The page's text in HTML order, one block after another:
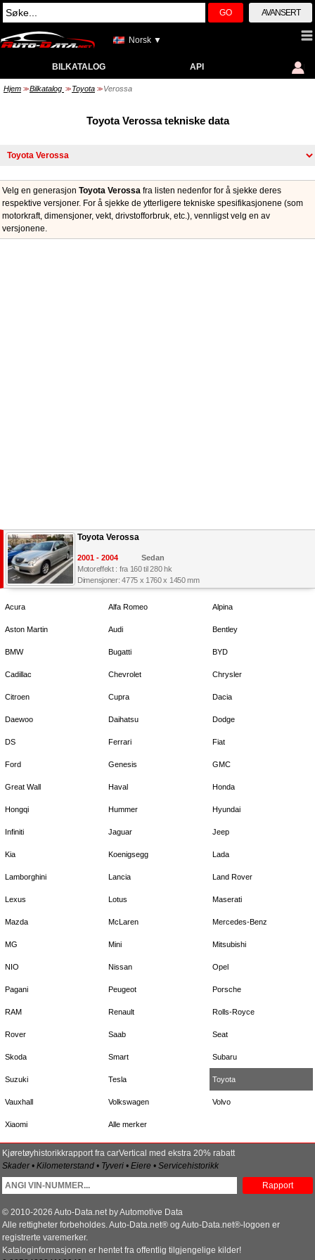
GO AVANSERT
Norsk ▼
BILKATALOG API
Hjem >> Bilkatalog >> Toyota >> Verossa
Toyota Verossa tekniske data
Velg en generasjon Toyota Verossa fra listen nedenfor for å sjekke deres
respektive versjoner. For å sjekke de ytterligere tekniske spesifikasjonene (som
motorkraft, dimensjoner, vekt, drivstofforbruk, etc.), vennligst velg en av
versjonene.
Toyota Verossa
2001 - 2004
Sedan
Motoreffekt : fra 160 til 280 hk
Dimensjoner: 4775 x 1760 x 1450 mm
Acura Alfa Romeo Alpina
Aston Martin Audi Bentley
BMW Bugatti BYD
Cadillac Chevrolet Chrysler
Citroen Cupra Dacia
Daewoo Daihatsu Dodge
DS Ferrari Fiat
Ford Genesis GMC
Great Wall Haval Honda
Hongqi Hummer Hyundai
Infiniti Jaguar Jeep
Kia Koenigsegg Lada
Lamborghini Lancia Land Rover
Lexus Lotus Maserati
Mazda McLaren Mercedes-Benz
MG Mini Mitsubishi
NIO Nissan Opel
Pagani Peugeot Porsche
RAM Renault Rolls-Royce
Rover Saab Seat
Skoda Smart Subaru
Suzuki Tesla Toyota
Vauxhall Volkswagen Volvo
Xiaomi Alle merker
Kjøretøyhistorikkrapport fra carVertical med ekstra 20% rabatt
Skader • Kilometerstand • Tyveri • Eiere • Servicehistorikk
Rapport
© 2010-2026 Auto-Data.net by Automotive Data
Alle rettigheter forbeholdes. Auto-Data.net® og Auto-Data.net®-logoen er
registrerte varemerker.
Kataloginformasjonen er hentet fra offentlig tilgjengelige kilder!